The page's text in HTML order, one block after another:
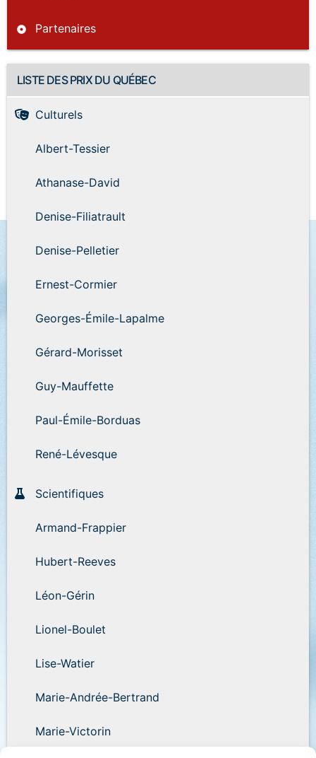
Partenaires
LISTE DES PRIX DU QUÉBEC
Culturels
Albert-Tessier
Athanase-David
Denise-Filiatrault
Denise-Pelletier
Ernest-Cormier
Georges-Émile-Lapalme
Gérard-Morisset
Guy-Mauffette
Paul-Émile-Borduas
René-Lévesque
Scientifiques
Armand-Frappier
Hubert-Reeves
Léon-Gérin
Lionel-Boulet
Lise-Watier
Marie-Andrée-Bertrand
Marie-Victorin